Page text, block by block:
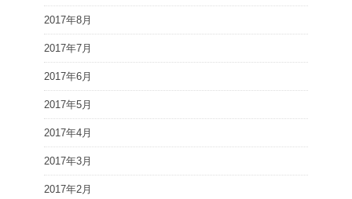
2017年8月
2017年7月
2017年6月
2017年5月
2017年4月
2017年3月
2017年2月